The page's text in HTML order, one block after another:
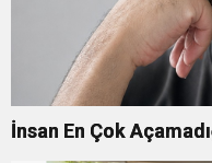
İnsan En Çok